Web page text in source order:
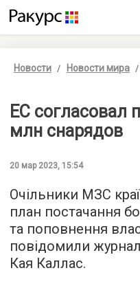
Новости Новости мира
ЕС согласовал
млн снарядов
20 мар 2023, 15:54
Очільники МЗС
план постачання
та поповнення
повідомили
Кая Каллас.